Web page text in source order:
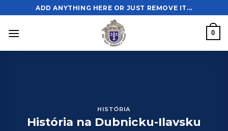
to
content
ADD ANYTHING HERE OR JUST REMOVE IT...
0
HISTÓRIA
História na Dubnicku-Ilavsku